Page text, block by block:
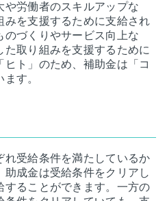
や労働者のスキルアップな
みを支援するために支給され
のづくりやサービス向上な
た取り組みを支援するために
ト」のため、補助金は「コ
す。
れ受給条件を満たしているか
助成金は受給条件をクリアし
することができます。一方の